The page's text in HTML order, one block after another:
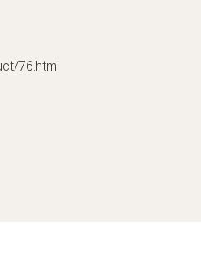
76.html